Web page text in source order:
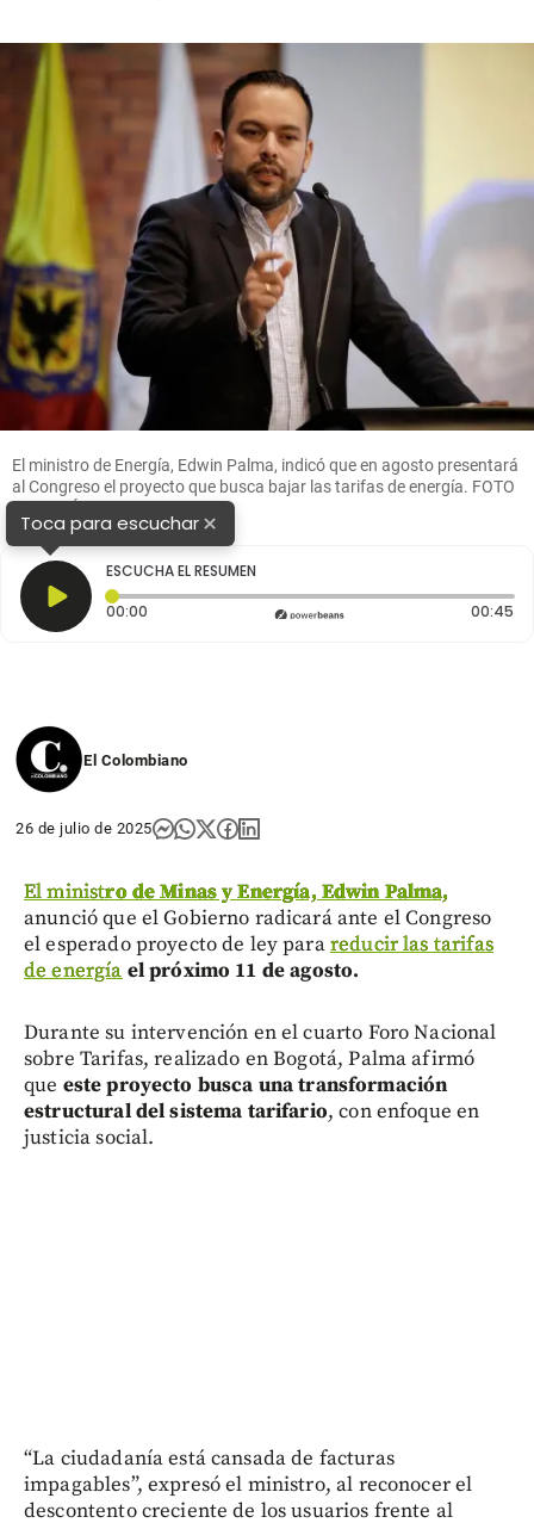
El ministro de Energía, Edwin Palma, indicó que en agosto presentará
al Congreso el proyecto que busca bajar las tarifas de energía. FOTO
CORTESÍA.
Toca para escuchar×
ESCUCHA EL RESUMEN
00:00 Tiempo transcurrido: 0 segundos 00:45
El Colombiano
26 de julio de 2025
El ministro de Minas y Energía, Edwin Palma,
anunció que el Gobierno radicará ante el Congreso
el esperado proyecto de ley parareducir las tarifas
de energía el próximo 11 de agosto.
Durante su intervención en el cuarto Foro Nacional
sobre Tarifas, realizado en Bogotá, Palma afirmó
que este proyecto busca una transformación
estructural del sistema tarifario, con enfoque en
justicia social.
“La ciudadanía está cansada de facturas
impagables”, expresó el ministro, al reconocer el
descontento creciente de los usuarios frente al